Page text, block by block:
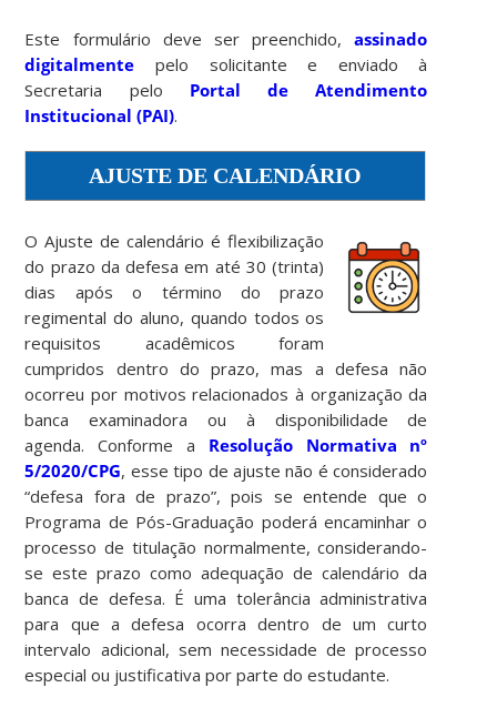
Este formulário deve ser preenchido,assinado
digitalmente pelo solicitante e enviado à
Secretaria pelo Portal de Atendimento
Institucional (PAI).
AJUSTE DE CALENDÁRIO
O Ajuste de calendário é flexibilização
do prazo da defesa em até 30 (trinta)
dias após o término do prazo
regimental do aluno, quando todos os
requisitos acadêmicos foram
cumpridos dentro do prazo, mas a defesa não
ocorreu por motivos relacionados à organização da
banca examinadora ou à disponibilidade de
agenda. Conforme a Resolução Normativa nº
5/2020/CPG, esse tipo de ajuste não é considerado
“defesa fora de prazo”, pois se entende que o
Programa de Pós-Graduação poderá encaminhar o
processo de titulação normalmente, considerando-
se este prazo como adequação de calendário da
banca de defesa. É uma tolerância administrativa
para que a defesa ocorra dentro de um curto
intervalo adicional, sem necessidade de processo
especial ou justificativa por parte do estudante.